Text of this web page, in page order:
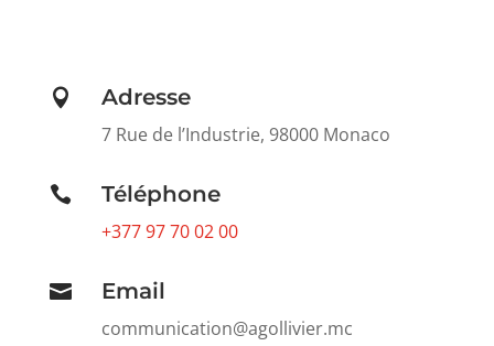
 Adresse
7 Rue de l’Industrie, 98000 Monaco
 Téléphone
+377 97 70 02 00
 Email
communication@agollivier.mc